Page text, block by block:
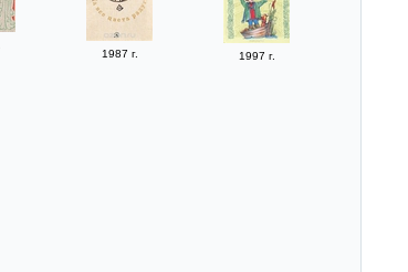
1987 г. 1997 г.